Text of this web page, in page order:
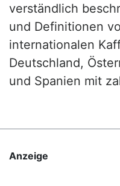
verständlich
und Definitionen
internationalen
Deutschland,
und Spanien mit
Anzeige